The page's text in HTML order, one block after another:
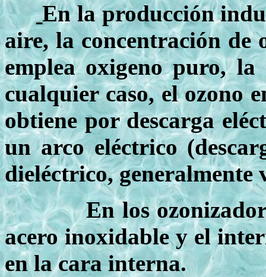
En la producción
aire, la concentración de
emplea oxigeno puro,
cualquier caso, el ozono
obtiene por descarga
un arco eléctrico
dieléctrico, generalmente
En los ozonizadores
acero inoxidable y el
en la cara interna.